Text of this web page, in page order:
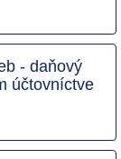
- daňový
účtovníctve